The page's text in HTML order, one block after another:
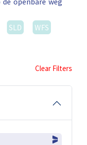
SLD
WFS
Clear Filters